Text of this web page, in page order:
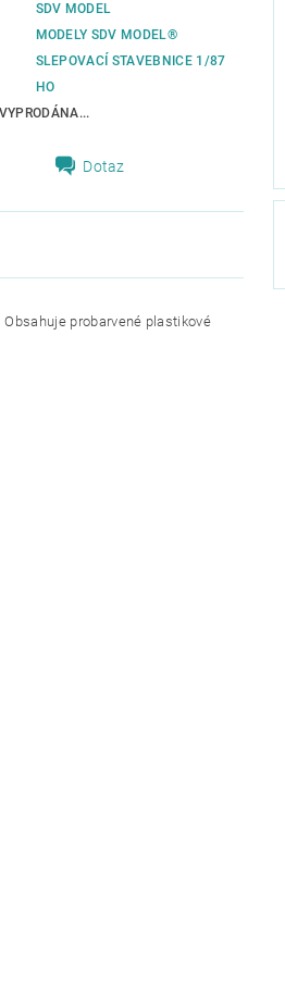
SDV MODEL
MODELY SDV MODEL®
SLEPOVACÍ STAVEBNICE 1/87
HO
Dotaz
probarvené plastikové